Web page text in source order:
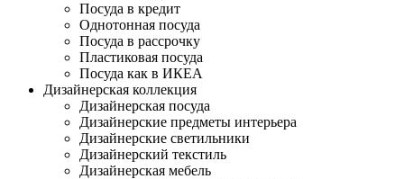
Посуда в кредит
Однотонная посуда
Посуда в рассрочку
Пластиковая посуда
Посуда как в ИКЕА
Дизайнерская коллекция
Дизайнерская посуда
Дизайнерские предметы интерьера
Дизайнерские светильники
Дизайнерский текстиль
Дизайнерская мебель